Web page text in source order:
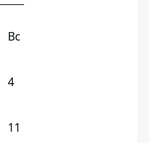
Вс
4
11